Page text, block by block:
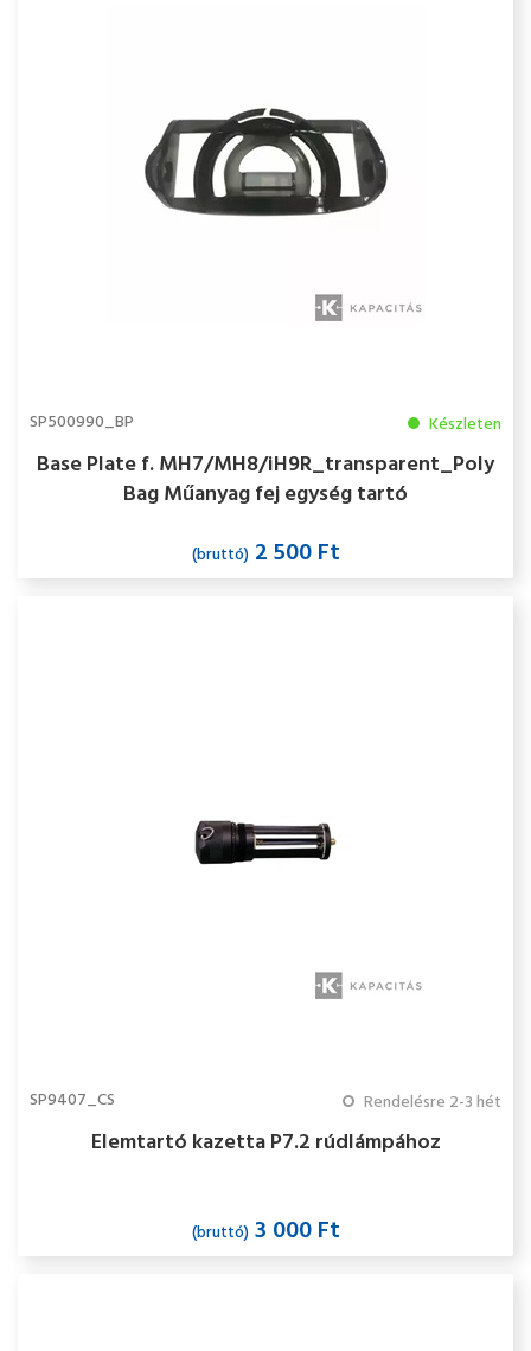
SP500990_BP Készleten
Base Plate f. MH7/MH8/iH9R_transparent_Poly
Bag Műanyag fej egység tartó
(bruttó)2 500 Ft
SP9407_CS Rendelésre 2-3 hét
Elemtartó kazetta P7.2 rúdlámpához
(bruttó)3 000 Ft